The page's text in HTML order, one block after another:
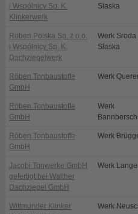
i Wspólnicy Sp. K.
Klinkerwerk
Slaska
Röben Polska Sp. z o.o.
i Wspólnicy Sp. K.
Dachziegelwerk
Werk Sroda
Slaska
Röben Tonbaustoffe
GmbH
Werk
Röben Tonbaustoffe
GmbH
Werk
Röben Tonbaustoffe
GmbH
Werk
Jacobi Tonwerke GmbH
gefertigt bei Walther
Dachziegel GmbH
Werk
Wittmunder Klinker
Werk